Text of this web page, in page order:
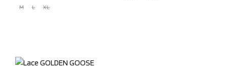
M
L XL